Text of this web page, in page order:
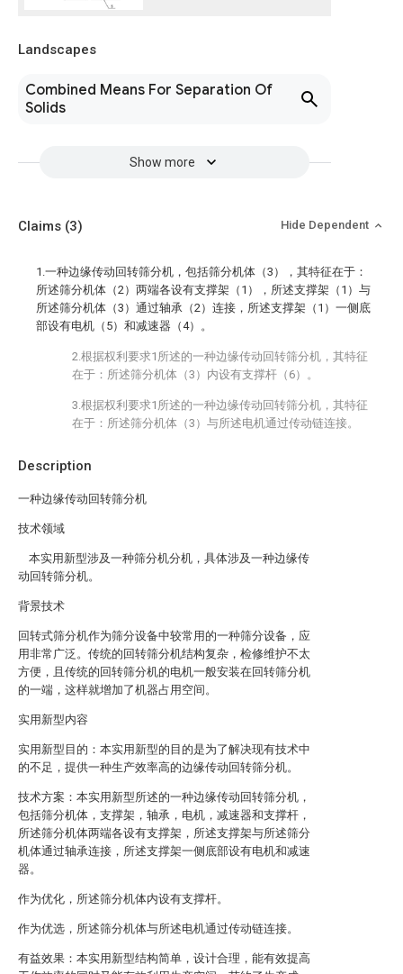
Landscapes
Combined Means For Separation Of
Solids
Show more
Description
一种边缘传动回转筛分机
技术领域
本实用新型涉及一种筛分机分机，具体涉及一种边缘传
动回转筛分机。
背景技术
回转式筛分机作为筛分设备中较常用的一种筛分设备，应
用非常广泛。传统的回转筛分机结构复杂，检修维护不太
方便，且传统的回转筛分机的电机一般安装在回转筛分机
的一端，这样就增加了机器占用空间。
实用新型内容
实用新型目的：本实用新型的目的是为了解决现有技术中
的不足，提供一种生产效率高的边缘传动回转筛分机。
技术方案：本实用新型所述的一种边缘传动回转筛分机，
包括筛分机体，支撑架，轴承，电机，减速器和支撑杆，
所述筛分机体两端各设有支撑架，所述支撑架与所述筛分
机体通过轴承连接，所述支撑架一侧底部设有电机和减速
器。
作为优化，所述筛分机体内设有支撑杆。
作为优选，所述筛分机体与所述电机通过传动链连接。
有益效果：本实用新型结构简单，设计合理，能有效提高
Claims (3) Hide Dependent
1.一种边缘传动回转筛分机，包括筛分机体（3），其特征在于：
所述筛分机体（2）两端各设有支撑架（1），所述支撑架（1）与
所述筛分机体（3）通过轴承（2）连接，所述支撑架（1）一侧底
部设有电机（5）和减速器（4）。
2.根据权利要求1所述的一种边缘传动回转筛分机，其特征
在于：所述筛分机体（3）内设有支撑杆（6）。
3.根据权利要求1所述的一种边缘传动回转筛分机，其特征
在于：所述筛分机体（3）与所述电机通过传动链连接。